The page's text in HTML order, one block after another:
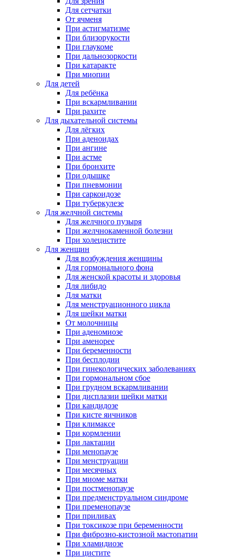
Для сетчатки
От ячменя
При астигматизме
При близорукости
При глаукоме
При дальнозоркости
При катаракте
При миопии
Для детей
Для ребёнка
При вскармливании
При рахите
Для дыхательной системы
Для лёгких
При аденоидах
При ангине
При астме
При бронхите
При одышке
При пневмонии
При саркоидозе
При туберкулезе
Для желчной системы
Для желчного пузыря
При желчнокаменной болезни
При холецистите
Для женщин
Для возбуждения женщины
Для гормонального фона
Для женской красоты и здоровья
Для либидо
Для матки
Для менструационного цикла
Для шейки матки
От молочницы
При аденомиозе
При аменорее
При беременности
При бесплодии
При гинекологических заболеваниях
При гормональном сбое
При грудном вскармливании
При дисплазии шейки матки
При кандидозе
При кисте яичников
При климаксе
При кормлении
При лактации
При менопаузе
При менструации
При месячных
При миоме матки
При постменопаузе
При предменструальном синдроме
При пременопаузе
При приливах
При токсикозе при беременности
При фиброзно-кистозной мастопатии
При хламидиозе
При цистите